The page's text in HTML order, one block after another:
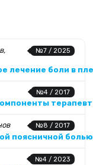
№7 / 2025
лечение боли в
№4 / 2017
№8 / 2017
поясничной болью
№4 / 2023